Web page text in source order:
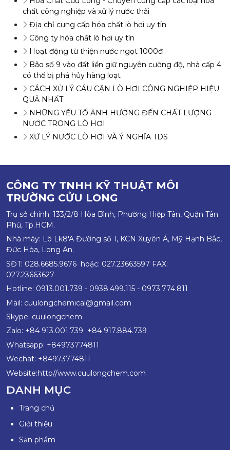
chất công nghiệp và xử lý nước thải
Địa chỉ cung cấp hóa chất lò hơi uy tín
Công ty hóa chất lò hơi uy tín
Hoạt động từ thiện nước ngọt 1000đ
Bão số 9 vào đất liền giữ nguyên cường độ, nhà cấp 4
có thể bị phá hủy hàng loạt
CÁCH XỬ LÝ CÁU CẶN LÒ HƠI CÔNG NGHIỆP HIỆU
QUẢ NHẤT
NHỮNG YẾU TỐ ẢNH HƯỞNG ĐẾN CHẤT LƯỢNG
NƯỚC TRONG LÒ HƠI
XỬ LÝ NƯỚC LÒ HƠI VÀ Ý NGHĨA TDS
CÔNG TY TNHH KỸ THUẬT MÔI
TRƯỜNG CỬU LONG
Trụ sở chính: 133/2/8 Hòa Bình, Phường Hiệp Tân, Quận Tân
Phú, Tp.HCM.
Nhà máy: Lô Lk8'A Đường số 1, KCN Xuyên Á, Mỹ Hạnh Bắc,
Đức Hòa, Long An.
SĐT: 028.6685.9676 hoặc: 027.23663597 FAX:
027.23663627
Hotline: 0913.001.739 - 0938.499.115 - 0973.774.811
Mail: cuulongchemical@gmail.com
Skype: cuulongchem
Zalo: +84 913.001.739 +84 917.884.739
Whatsapp: +84973774811
Wechat: +84973774811
Website:http//www.cuulongchem.com
DANH MỤC
Trang chủ
Giới thiệu
Sản phẩm